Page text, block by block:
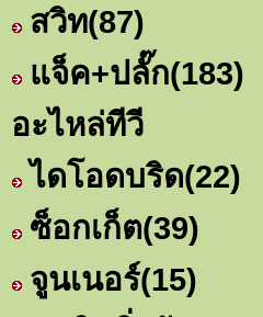
สวิท(87)
แจ็ค+ปลั๊ก(183)
อะไหล่ทีวี
ไดโอดบริด(22)
ซ็อกเก็ต(39)
จูนเนอร์(15)